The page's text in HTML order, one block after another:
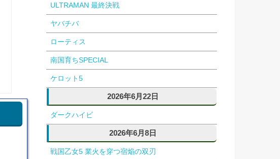
ULTRAMAN 最終決戦
ヤバチバ
ローティス
南国育ちSPECIAL
ケロット5
2026年6月22日
ダークハイビ
2026年6月8日
戦国乙女5 業火を穿つ宿焔の双刃